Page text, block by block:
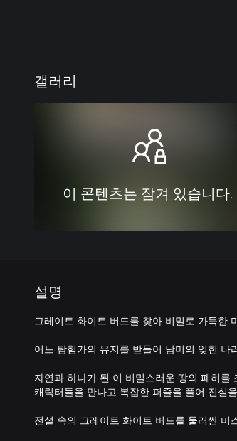
갤러리
이 콘텐츠는 잠겨 있습니다.
설명
그레이트 화이트 버드를 찾아 비밀로 가득한
어느 탐험가의 유지를 받들어 남미의 잊힌 나
자연과 하나가 된 이 비밀스러운 땅의 폐허
캐릭터들을 만나고 복잡한 퍼즐을 풀어 진실
전설 속의 그레이트 화이트 버드를 둘러싼 미